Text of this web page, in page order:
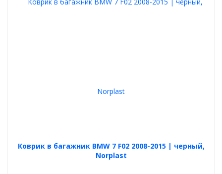
Коврик в багажник BMW 7 F02 2008-2015 | черный,
Norplast